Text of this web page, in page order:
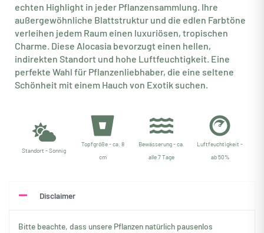
echten Highlight in jeder Pflanzensammlung. Ihre
außergewöhnliche Blattstruktur und die edlen Farbtöne
verleihen jedem Raum einen luxuriösen, tropischen
Charme. Diese Alocasia bevorzugt einen hellen,
indirekten Standort und hohe Luftfeuchtigkeit. Eine
perfekte Wahl für Pflanzenliebhaber, die eine seltene
Schönheit mit einem Hauch von Exotik suchen.
Standort - Sonnig
Topfgröße - ca. 8
cm
Bewässerung - ca.
alle 7 Tage
Luftfeuchtigkeit -
ab 50%
Disclaimer
Bitte beachte, dass unsere Pflanzen natürlich pausenlos